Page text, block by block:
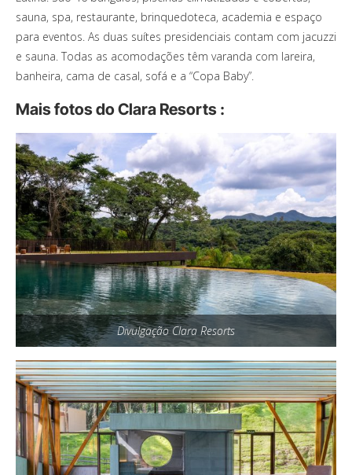
sauna, spa, restaurante, brinquedoteca, academia e espaço
para eventos. As duas suítes presidenciais contam com jacuzzi
e sauna. Todas as acomodações têm varanda com lareira,
banheira, cama de casal, sofá e a “Copa Baby”.
Mais fotos do Clara Resorts :
Divulgação Clara Resorts